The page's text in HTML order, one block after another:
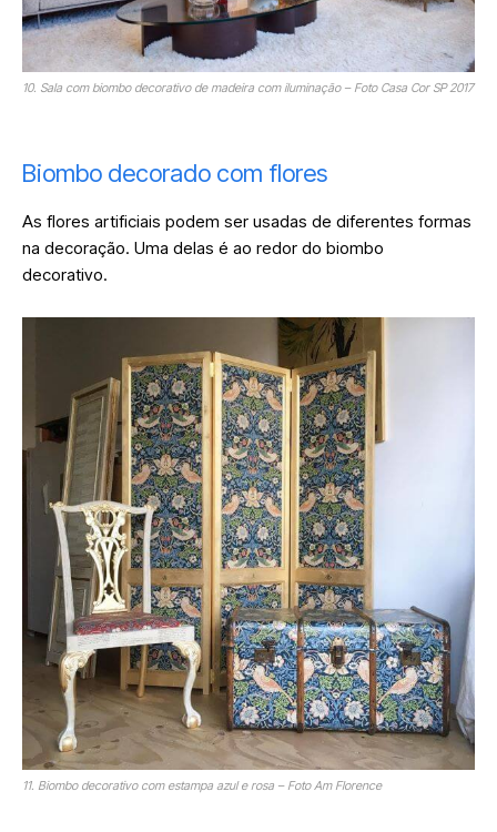
10. Sala com biombo decorativo de madeira com iluminação – Foto Casa Cor SP 2017
Biombo decorado com flores
As flores artificiais podem ser usadas de diferentes formas
na decoração. Uma delas é ao redor do biombo
decorativo.
11. Biombo decorativo com estampa azul e rosa – Foto Am Florence